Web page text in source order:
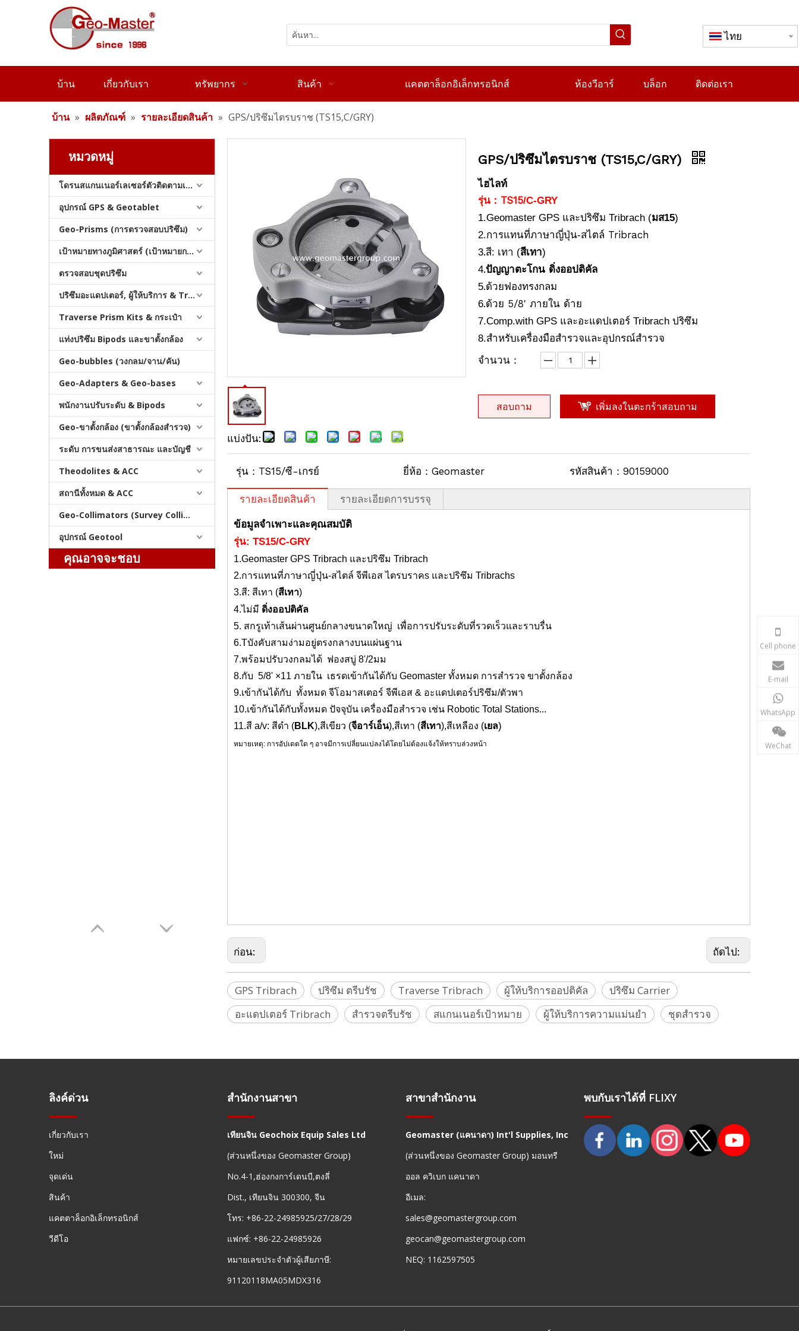
ไทย
บ้าน เกี่ยวกับเรา ทรัพยากร สินค้า แคตตาล็อกอิเล็กทรอนิกส์ ห้องวีอาร์ บล็อก ติดต่อเรา
บ้าน » ผลิตภัณฑ์ » รายละเอียดสินค้า » GPS/ปริซึมไตรบราช (TS15,C/GRY)
หมวดหมู่
โดรนสแกนเนอร์เลเซอร์ตัวติดตามเลเซอร์และสแลม
อุปกรณ์ GPS & Geotablet
Geo-Prisms (การตรวจสอบปริซึม)
เป้าหมายทางภูมิศาสตร์ (เป้าหมายการสำรวจ)
ตรวจสอบชุดปริซึม
ปริซึมอะแดปเตอร์, ผู้ให้บริการ & Tribrachs
Traverse Prism Kits & กระเป๋า
แท่งปริซึม Bipods และขาตั้งกล้อง
Geo-bubbles (วงกลม/จาน/คัน)
Geo-Adapters & Geo-bases
พนักงานปรับระดับ & Bipods
Geo-ขาตั้งกล้อง (ขาตั้งกล้องสำรวจ)
ระดับ การขนส่งสาธารณะ และบัญชี
Theodolites & ACC
สถานีทั้งหมด & ACC
Geo-Collimators (Survey Collimators)
อุปกรณ์ Geotool
คุณอาจจะชอบ
GPS/ปริซึมไตรบราช (TS15,C)
GPS/ปริซึมไตรบราช (TS15,C)
GPS/ปริซึมไตรบราช (TS15,C)
แบ่งปัน:
GPS/ปริซึมไตรบราช (TS15,C/GRY)
ไฮไลท์
รุ่น : TS15/C-GRY
1.Geomaster GPS และปริซึม Tribrach (มส15)
2.การแทนที่ภาษาญี่ปุ่น-สไตล์ Tribrach
3.สี: เทา (สีเทา)
4.ปัญญาตะโกน ดิ่งออปติคัล
5.ด้วยฟองทรงกลม
6.ด้วย 5/8' ภายใน ด้าย
7.Comp.with GPS และอะแดปเตอร์ Tribrach ปริซึม
8.สำหรับเครื่องมือสำรวจและอุปกรณ์สำรวจ
จำนวน：
สอบถาม เพิ่มลงในตะกร้าสอบถาม
รุ่น： TS15/ซี-เกรย์ ยี่ห้อ： Geomaster รหัสสินค้า： 90159000
รายละเอียดสินค้า รายละเอียดการบรรจุ
ข้อมูลจำเพาะและคุณสมบัติ
รุ่น: TS15/C-GRY
1.Geomaster GPS Tribrach และปริซึม Tribrach
2.การแทนที่ภาษาญี่ปุ่น-สไตล์ จีพีเอสไตรบราคs และปริซึม Tribrachs
3.สี: สีเทา (สีเทา)
4.ไม่มี ดิ่งออปติคัล
5. สกรูเท้าเส้นผ่านศูนย์กลางขนาดใหญ่ เพื่อการปรับระดับที่รวดเร็วและราบรื่น
6.Tบังคับสามง่ามอยู่ตรงกลางบนแผ่นฐาน
7.พร้อมปรับวงกลมได้ ฟองสบู่ 8'/2มม
8.กับ 5/8' ×11 ภายใน เธรดเข้ากันได้กับ Geomaster ทั้งหมด การสำรวจ ขาตั้งกล้อง
9.เข้ากันได้กับ ทั้งหมด จีโอมาสเตอร์ จีพีเอส & อะแดปเตอร์ปริซึม/ตัวพา
10.เข้ากันได้กับทั้งหมด ปัจจุบัน เครื่องมือสำรวจ เช่น Robotic Total Stations...
11.สี a/v: สีดำ (BLK),สีเขียว (จีอาร์เอ็น),สีเทา (สีเทา),สีเหลือง (เยล)
หมายเหตุ: การอัปเดตใด ๆ อาจมีการเปลี่ยนแปลงได้โดยไม่ต้องแจ้งให้ทราบล่วงหน้า
ก่อน: ถัดไป:
GPS Tribrach ปริซึม ตรีบรัช Traverse Tribrach ผู้ให้บริการออปติคัล
ปริซึม Carrier
อะแดปเตอร์ Tribrach
สำรวจตรีบรัช สแกนเนอร์เป้าหมาย ผู้ให้บริการความแม่นยำ ชุดสำรวจ
ลิงค์ด่วน
เกี่ยวกับเรา
ใหม่
จุดเด่น
สินค้า
แคตตาล็อกอิเล็กทรอนิกส์
วีดีโอ
Cell phone
E-mail
WhatsApp
WeChat
สำนักงานสาขา
เทียนจิน Geochoix Equip Sales Ltd
(ส่วนหนึ่งของ Geomaster Group)
No.4-1,ฮ่องกงการ์เดนบี,ตงลี่
Dist., เทียนจิน 300300, จีน
โทร: +86-22-24985925/27/28/29
แฟกซ์: +86-22-24985926
หมายเลขประจำตัวผู้เสียภาษี:
91120118MA05MDX316
สาขาสำนักงาน
Geomaster (แคนาดา) Int'l Supplies, Inc
(ส่วนหนึ่งของ Geomaster Group) มอนทรี
ออล ควิเบก แคนาดา
อีเมล:
sales@geomastergroup.com
geocan@geomastergroup.com
NEQ: 1162597505
พบกับเราได้ที่ FLIXY